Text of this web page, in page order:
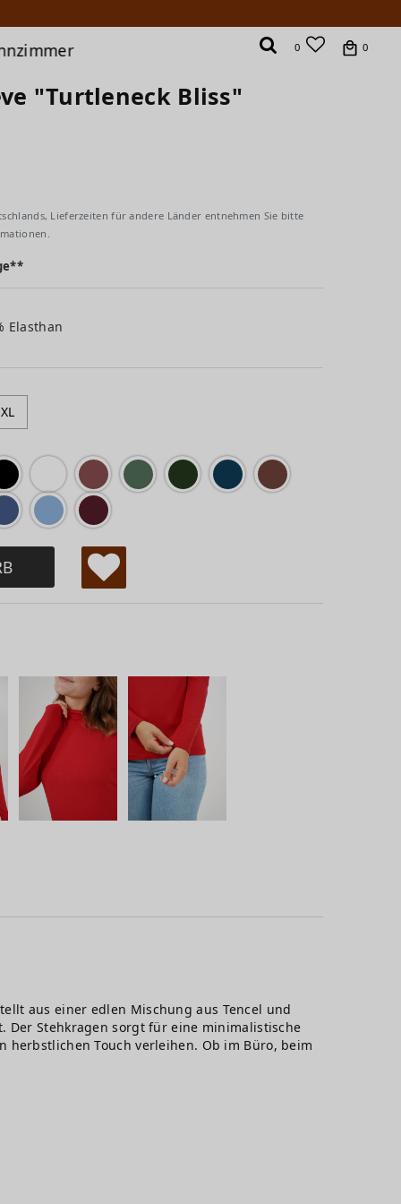
0 0
"Turtleneck Bliss"
Lieferzeiten für andere Länder entnehmen Sie bitte
Elasthan
XL
W
ch
lis
aus einer edlen Mischung aus Tencel und
Der Stehkragen sorgt für eine minimalistische
Touch verleihen. Ob im Büro, beim